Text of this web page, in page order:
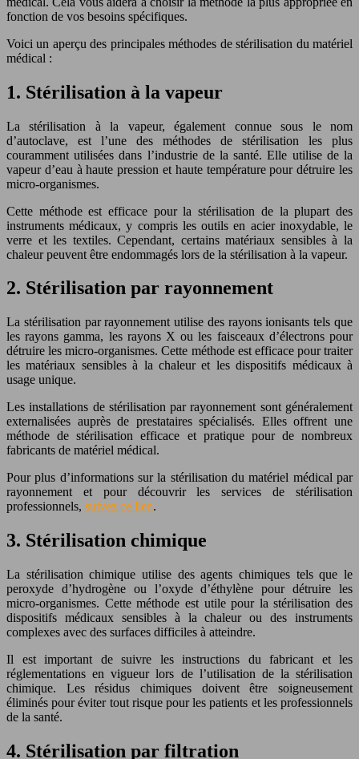
fonction de vos besoins spécifiques.
Voici un aperçu des principales méthodes de stérilisation du matériel
médical :
1. Stérilisation à la vapeur
La stérilisation à la vapeur, également connue sous le nom
d’autoclave, est l’une des méthodes de stérilisation les plus
couramment utilisées dans l’industrie de la santé. Elle utilise de la
vapeur d’eau à haute pression et haute température pour détruire les
micro-organismes.
Cette méthode est efficace pour la stérilisation de la plupart des
instruments médicaux, y compris les outils en acier inoxydable, le
verre et les textiles. Cependant, certains matériaux sensibles à la
chaleur peuvent être endommagés lors de la stérilisation à la vapeur.
2. Stérilisation par rayonnement
La stérilisation par rayonnement utilise des rayons ionisants tels que
les rayons gamma, les rayons X ou les faisceaux d’électrons pour
détruire les micro-organismes. Cette méthode est efficace pour traiter
les matériaux sensibles à la chaleur et les dispositifs médicaux à
usage unique.
Les installations de stérilisation par rayonnement sont généralement
externalisées auprès de prestataires spécialisés. Elles offrent une
méthode de stérilisation efficace et pratique pour de nombreux
fabricants de matériel médical.
Pour plus d’informations sur la stérilisation du matériel médical par
rayonnement et pour découvrir les services de stérilisation
professionnels, suivez ce lien.
3. Stérilisation chimique
La stérilisation chimique utilise des agents chimiques tels que le
peroxyde d’hydrogène ou l’oxyde d’éthylène pour détruire les
micro-organismes. Cette méthode est utile pour la stérilisation des
dispositifs médicaux sensibles à la chaleur ou des instruments
complexes avec des surfaces difficiles à atteindre.
Il est important de suivre les instructions du fabricant et les
réglementations en vigueur lors de l’utilisation de la stérilisation
chimique. Les résidus chimiques doivent être soigneusement
éliminés pour éviter tout risque pour les patients et les professionnels
de la santé.
4. Stérilisation par filtration